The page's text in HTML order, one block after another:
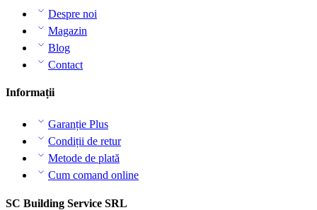
Despre noi
Magazin
Blog
Contact
Informații
Garanție Plus
Condiții de retur
Metode de plată
Cum comand online
SC Building Service SRL